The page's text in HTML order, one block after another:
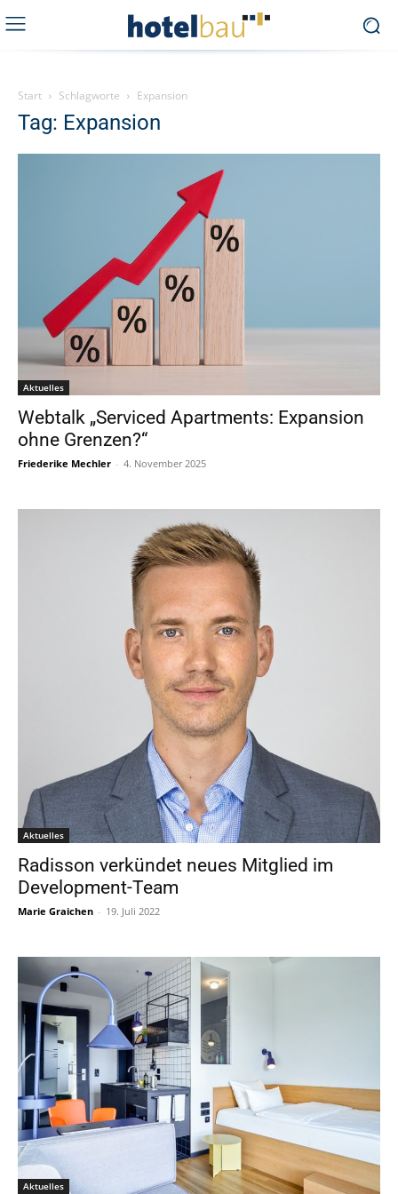
Start Schlagworte Expansion
Tag: Expansion
Aktuelles
Webtalk „Serviced Apartments: Expansion
ohne Grenzen?“
Friederike Mechler - 4. November 2025
Aktuelles
Radisson verkündet neues Mitglied im
Development-Team
Marie Graichen - 19. Juli 2022
Aktuelles